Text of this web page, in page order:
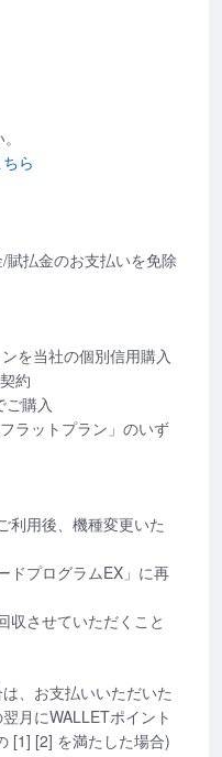
ら
払金のお支払いを免除
を当社の個別信用購入
約
ご購入
ラットプラン」のいず
利用後、機種変更いた
ドプログラムEX」に再
収させていただくこと
、お支払いいただいた
月にWALLETポイント
[1] [2] を満たした場合)